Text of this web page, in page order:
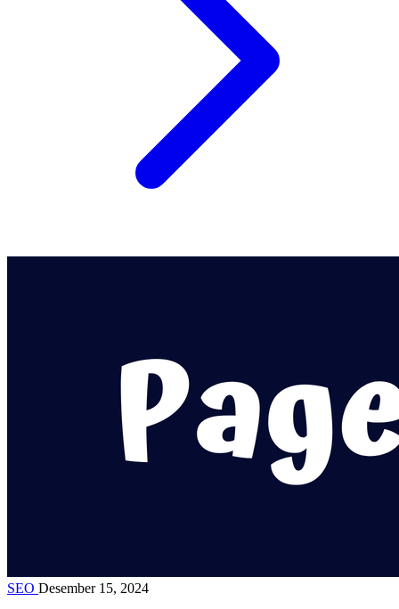
SEO Desember 15, 2024